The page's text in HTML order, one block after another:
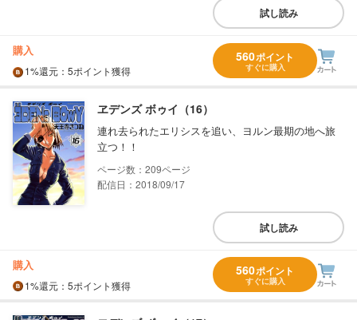
試し読み
購入
1%還元 ：5ポイント獲得
560ポイント
すぐに購入
ヱデンズ ボゥイ（16）
連れ去られたエリシスを追い、ヨルン最期の地へ旅
立つ！！
209
配信日：2018/09/17
試し読み
購入
1%還元 ：5ポイント獲得
560ポイント
すぐに購入